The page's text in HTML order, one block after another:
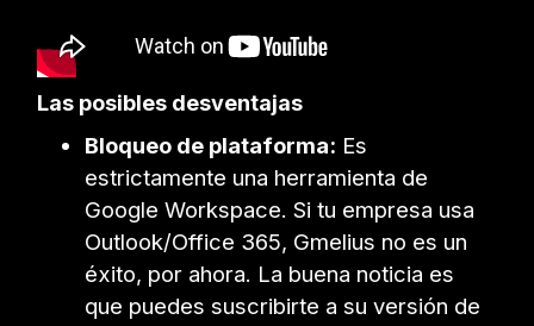
Las posibles desventajas
Bloqueo de plataforma: Es
estrictamente una herramienta de
Google Workspace. Si tu empresa usa
Outlook/Office 365, Gmelius no es un
éxito, por ahora. La buena noticia es
que puedes suscribirte a su versión de